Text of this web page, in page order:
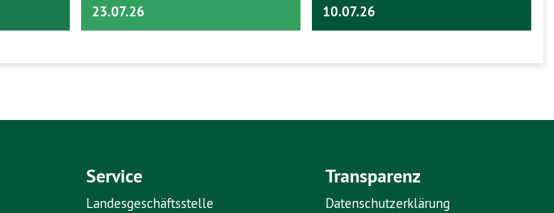
23.07.26 10.07.26
Service
Landesgeschäftsstelle
Transparenz
Datenschutzerklärung